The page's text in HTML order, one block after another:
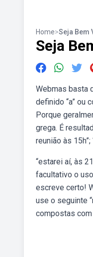
Home>Seja Bem
Seja
Webmas basta
definido “a” ou
Porque
grega. É
reunião às 15h”;
“estarei aí, às
facultativo o
escreve certo!
use o seguinte
compostas com